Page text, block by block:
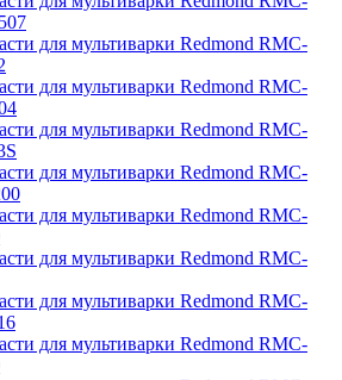
для мультиварки Redmond RMC-
для мультиварки Redmond RMC-
для мультиварки Redmond RMC-
для мультиварки Redmond RMC-
для мультиварки Redmond RMC-
для мультиварки Redmond RMC-
для мультиварки Redmond RMC-
для мультиварки Redmond RMC-